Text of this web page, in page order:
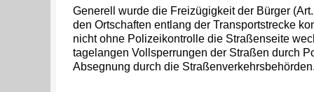
Generell wurde die Freizügigkeit der Bürger
den Ortschaften entlang der Transportstrecke
nicht ohne Polizeikontrolle die Straßenseite
tagelangen Vollsperrungen der Straßen durch
Absegnung durch die